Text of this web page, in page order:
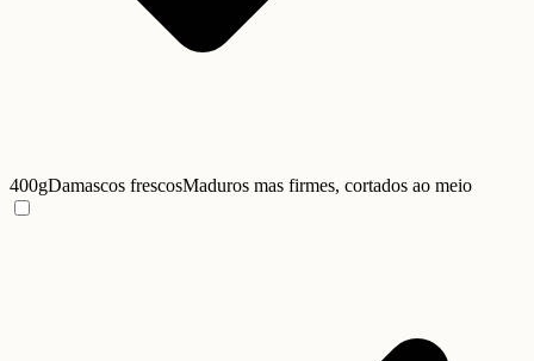
400gDamascos frescosMaduros mas firmes, cortados ao meio